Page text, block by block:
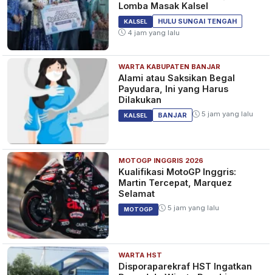
Lomba Masak Kalsel
KALSEL
HULU SUNGAI TENGAH
4 jam yang lalu
WARTA KABUPATEN BANJAR
Alami atau Saksikan Begal
Payudara, Ini yang Harus
Dilakukan
KALSEL BANJAR 5 jam yang lalu
MOTOGP INGGRIS 2026
Kualifikasi MotoGP Inggris:
Martin Tercepat, Marquez
Selamat
MOTOGP 5 jam yang lalu
WARTA HST
Disporaparekraf HST Ingatkan